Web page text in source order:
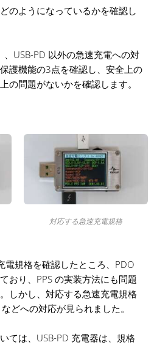
のようになっているかを確認し
USB-PD 以外の急速充電への対
護機能の3点を確認し、安全上の
の問題がないかを確認します。
対応する急速充電規格
電規格を確認したところ、PDO
おり、PPS の実装方法にも問題
しかし、対応する急速充電規格
どへの対応が見られました。
ては、USB-PD 充電器は、規格